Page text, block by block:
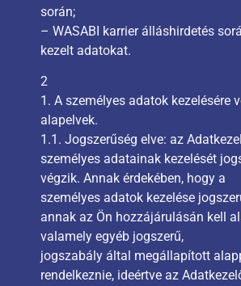
során;
– WASABI karrier álláshirdetés
kezelt adatokat.
2
1. A személyes adatok kezelésére
alapelvek.
1.1. Jogszerűség elve: az
személyes adatainak kezelését
végzik. Annak érdekében, hogy a
személyes adatok kezelése
annak az Ön hozzájárulásán kell
valamely egyéb jogszerű,
jogszabály által megállapított
rendelkeznie, ideértve az